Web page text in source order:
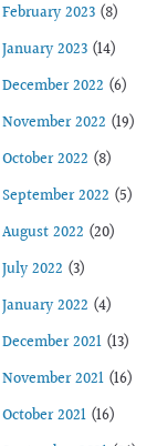
February 2023 (8)
January 2023 (14)
December 2022 (6)
November 2022 (19)
October 2022 (8)
September 2022 (5)
August 2022 (20)
July 2022 (3)
January 2022 (4)
December 2021 (13)
November 2021 (16)
October 2021 (16)